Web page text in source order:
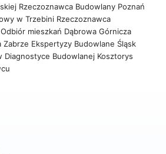
Rzeczoznawca Budowlany Poznań
w Trzebini Rzeczoznawca
Odbiór mieszkań Dąbrowa Górnicza
Zabrze Ekspertyzy Budowlane Śląsk
Diagnostyce Budowlanej Kosztorys